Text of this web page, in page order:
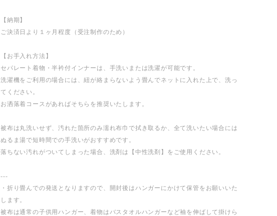
【納期】
ご決済日より１ヶ月程度（受注制作のため）
【お手入れ方法】
セパレート着物・半衿付インナーは、手洗いまたは洗濯が可能です。
洗濯機をご利用の場合には、紐が絡まらないよう畳んでネットに入れた上で、洗っ
てください。
お洒落着コースがあればそちらを推奨いたします。
被布は丸洗いせず、汚れた箇所のみ濡れ布巾で拭き取るか、全て洗いたい場合には
ぬるま湯で短時間での手洗いがおすすめです。
落ちない汚れがついてしまった場合、洗剤は【中性洗剤】をご使用ください。
---
・折り畳んでの発送となりますので、開封後はハンガーにかけて保管をお願いいた
します。
被布は通常の子供用ハンガー、着物はバスタオルハンガーなど袖を伸ばして掛けら